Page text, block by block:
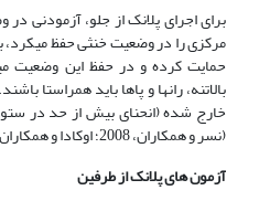
برای اجرای پلانک از جلو، آزمودنی
مرکزی را در وضعیت خنثی حفظ می­کرد،
حمایت کرده و در حفظ این وضعیت
بالاتنه، ران­ها و پاها باید همراستا
خارج شده (انحنای بیش از حد در
(نسر و همکاران، 2008؛ اوکادا و همکاران، 2011).
آزمون های پلانک از طرفین